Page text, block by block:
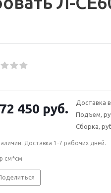
Доставка
Подъем,
Сборка,
72 450 руб.
Доставка 1-7 рабочих дней.
см*см